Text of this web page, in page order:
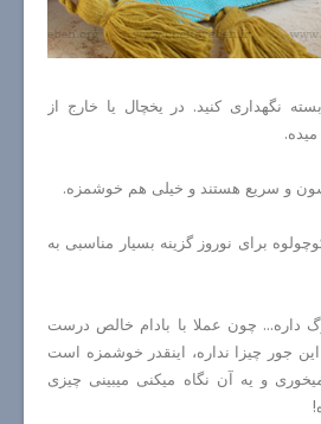
نگهداری کنید. در یخچال یا خارج از
و سریع هستند و خیلی هم خوشمزه.
برای نوروز گزینه بسیار مناسبی به
چون عملا با بادام خالص درست
جور چیزا نداره، اینقدر خوشمزه است
و یه آن نگاه میکنی میبینی چیزی